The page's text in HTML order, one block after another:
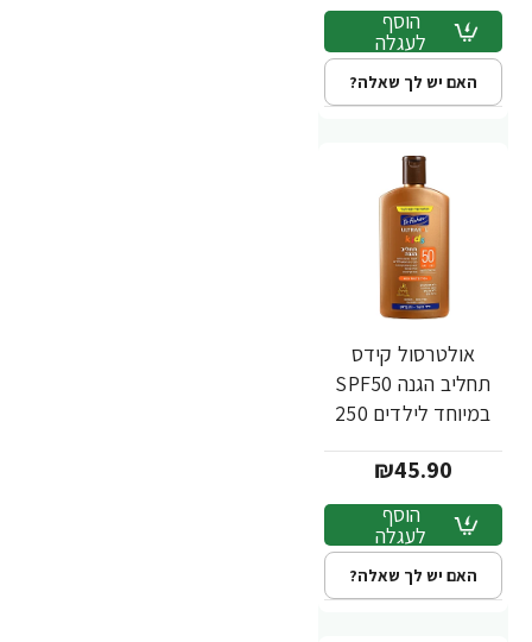
הוסף
לעגלה
האם יש לך שאלה?
אולטרסול קידס
תחליב הגנה SPF50
במיוחד לילדים 250
₪45.90
הוסף
לעגלה
האם יש לך שאלה?